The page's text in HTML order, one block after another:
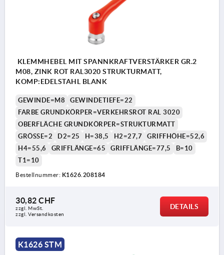
KLEMMHEBEL MIT SPANNKRAFTVERSTÄRKER GR.2
M08, ZINK ROT RAL3020 STRUKTURMATT,
KOMP:EDELSTAHL BLANK
GEWINDE=M8
GEWINDETIEFE=22
FARBE GRUNDKÖRPER=VERKEHRSROT RAL 3020
OBERFLÄCHE GRUNDKÖRPER=STRUKTURMATT
GRÖSSE=2
D2=25 H=38,5 H2=27,7
GRIFFHÖHE=52,6
H4=55,6
GRIFFLÄNGE=65 GRIFFLÄNGE=77,5
B=10
T1=10
Bestellnummer: K1626.208184
30,82 CHF
zzgl. MwSt.
zzgl. Versandkosten
DETAILS
K1626 STM